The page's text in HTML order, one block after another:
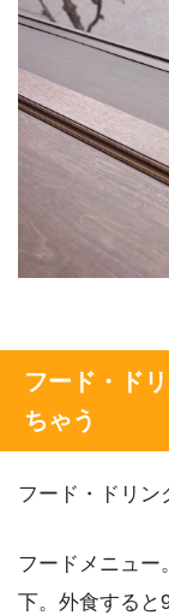
フード・ド
ちゃう
フード・ドリン
フードメニュー
下。外食すると